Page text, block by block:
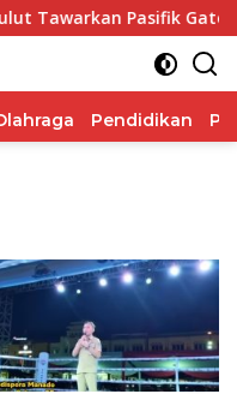
Pasifik Gateway
Pendidikan